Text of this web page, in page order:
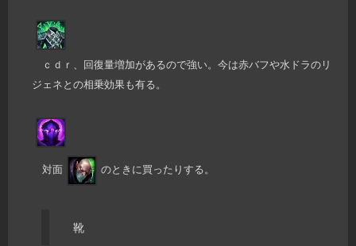
ｃｄｒ、回復量増加があるので強い。今は赤バフや水ドラのリ
ジェネとの相乗効果も有る。
対面 のときに買ったりする。
靴